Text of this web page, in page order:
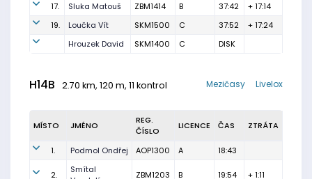
17.
Sluka Matouš ZBM1414 B 37:42
+ 17:14
19.
Loučka Vít SKM1500 C 37:52
+ 17:24
Hrouzek David
SKM1400 C DISK
H14B 2.70 km, 120 m, 11 kontrol Livelox
Mezičasy
MÍSTO JMÉNO
REG.
ČÍSLO
LICENCE ČAS ZTRÁTA
1. Podmol Ondřej AOP1300 A 18:43
2.
Smítal
ZBM1203 B 19:54 + 1:11